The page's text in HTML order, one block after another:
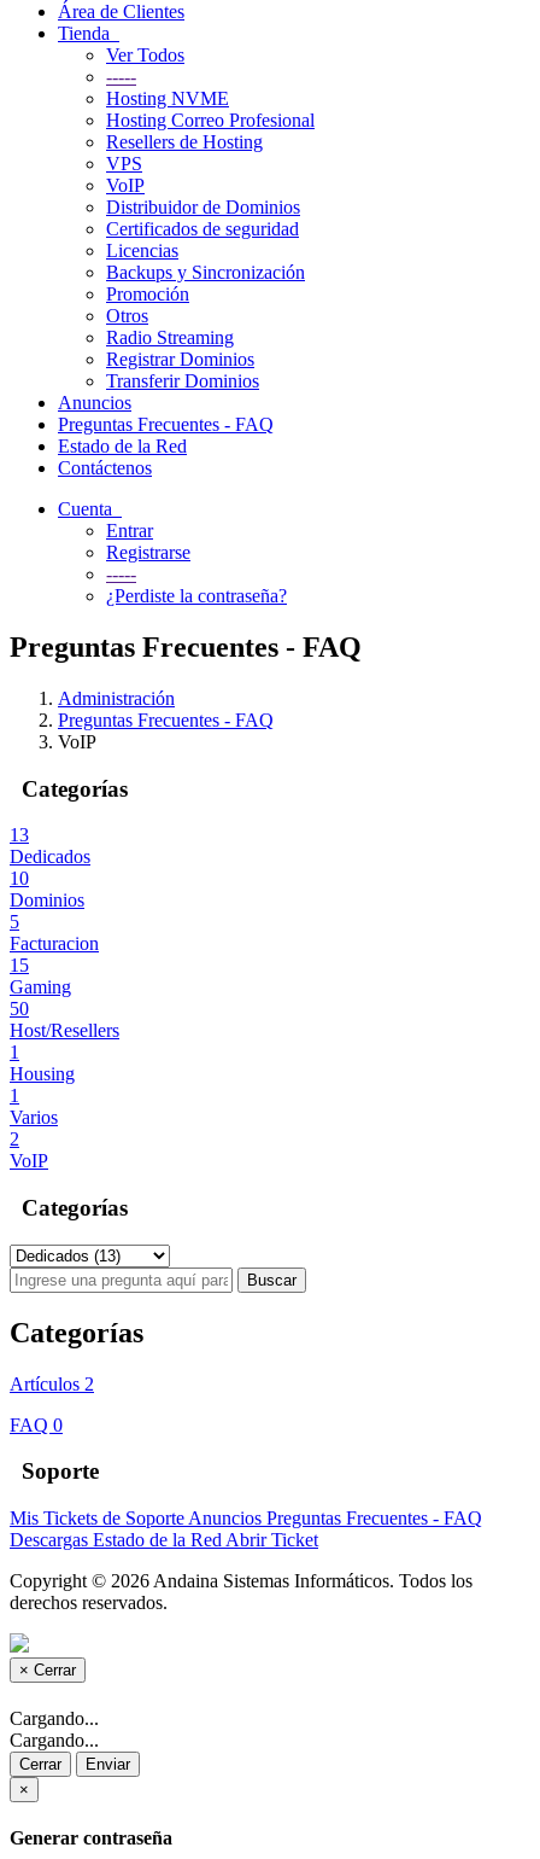
Área de Clientes
Tienda
Ver Todos
-----
Hosting NVME
Hosting Correo Profesional
Resellers de Hosting
VPS
VoIP
Distribuidor de Dominios
Certificados de seguridad
Licencias
Backups y Sincronización
Promoción
Otros
Radio Streaming
Registrar Dominios
Transferir Dominios
Anuncios
Preguntas Frecuentes - FAQ
Estado de la Red
Contáctenos
Cuenta
Entrar
Registrarse
-----
¿Perdiste la contraseña?
Preguntas Frecuentes - FAQ
Administración
Preguntas Frecuentes - FAQ
VoIP
Categorías
13
Dedicados
10
Dominios
5
Facturacion
15
Gaming
50
Host/Resellers
1
Housing
1
Varios
2
VoIP
Categorías
Categorías
Artículos 2
FAQ 0
Soporte
Mis Tickets de Soporte Anuncios Preguntas Frecuentes - FAQ
Descargas Estado de la Red Abrir Ticket
Copyright © 2026 Andaina Sistemas Informáticos. Todos los
derechos reservados.
× Cerrar
Cargando...
Cargando...
Cerrar
Enviar
×
Generar contraseña